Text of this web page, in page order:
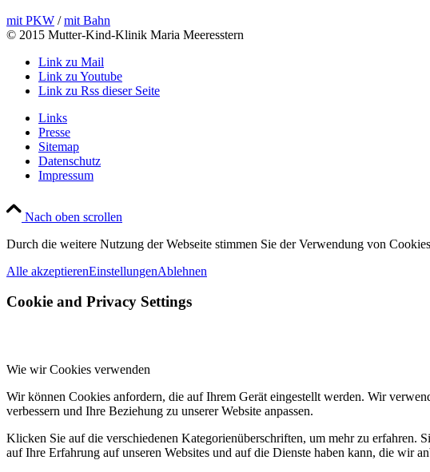
mit PKW /mit Bahn
© 2015 Mutter-Kind-Klinik Maria Meeresstern
Link zu Mail
Link zu Youtube
Link zu Rss dieser Seite
Links
Presse
Sitemap
Datenschutz
Impressum
Nach oben scrollen
Durch die weitere Nutzung der Webseite stimmen Sie der Verwendung von
Alle akzeptierenEinstellungenAblehnen
Cookie and Privacy Settings
Wie wir Cookies verwenden
Wir können Cookies anfordern, die auf Ihrem Gerät eingestellt werden. Wir
verbessern und Ihre Beziehung zu unserer Website anpassen.
Klicken Sie auf die verschiedenen Kategorienüberschriften, um mehr zu erfahren.
auf Ihre Erfahrung auf unseren Websites und auf die Dienste haben kann, die wir